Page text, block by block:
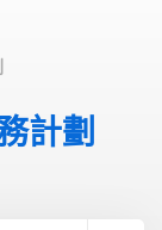
計劃